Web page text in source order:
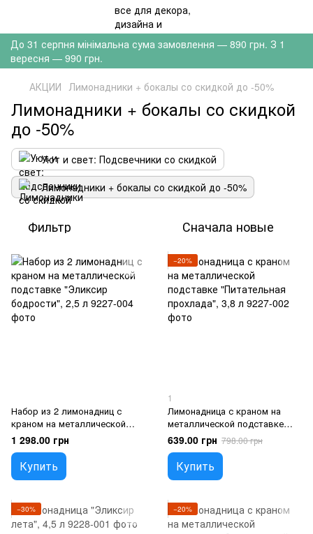
До 31 серпня мінімальна сума замовлення — 890 грн. З 1
вересня — 990 грн.
АКЦИИ Лимонадники + бокалы со скидкой до -50%
Лимонадники + бокалы со скидкой
до -50%
Уют и свет: Подсвечники со скидкой
Лимонадники + бокалы со скидкой до -50%
Фильтр Сначала новые
Набор из 2 лимонадниц с
краном на металлической
подставке "Эликсир
бодрости", 2,5 л
1 298.00 грн
Купить
−20%
1
Лимонадница с краном на
металлической подставке
"Питательная прохлада", 3,8 л
639.00 грн 798.00 грн
Купить
−30% −20%